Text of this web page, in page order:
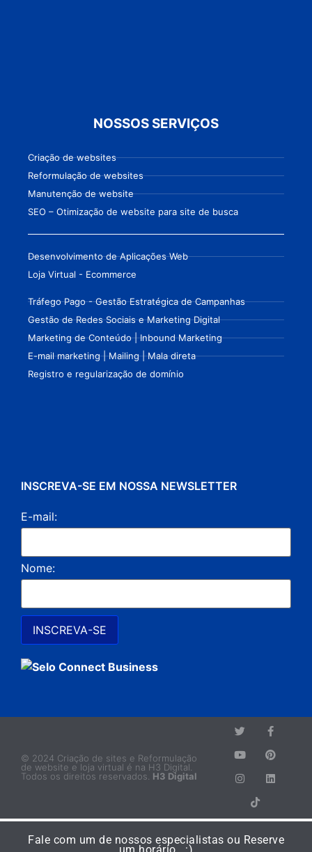
Fale com um de nossos especialistas ou Reserve
um horário. :)
NOSSOS SERVIÇOS
Criação de websites
Reformulação de websites
Manutenção de website
SEO – Otimização de website para site de busca
Desenvolvimento de Aplicações Web
Loja Virtual - Ecommerce
Tráfego Pago - Gestão Estratégica de Campanhas
Gestão de Redes Sociais e Marketing Digital
Marketing de Conteúdo | Inbound Marketing
E-mail marketing | Mailing | Mala direta
Registro e regularização de domínio
INSCREVA-SE EM NOSSA NEWSLETTER
E-mail:
Nome:
© 2024 Criação de sites e Reformulação
de website e loja virtual é na H3 Digital.
Todos os direitos reservados. H3 Digital